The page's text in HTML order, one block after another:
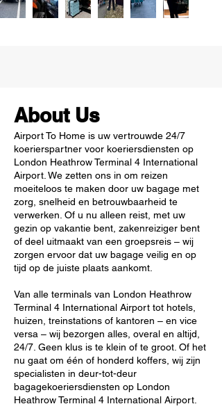
About Us
Airport To Home is uw vertrouwde 24/7
koerierspartner voor koeriersdiensten op
London Heathrow Terminal 4 International
Airport. We zetten ons in om reizen
moeiteloos te maken door uw bagage met
zorg, snelheid en betrouwbaarheid te
verwerken. Of u nu alleen reist, met uw
gezin op vakantie bent, zakenreiziger bent
of deel uitmaakt van een groepsreis – wij
zorgen ervoor dat uw bagage veilig en op
tijd op de juiste plaats aankomt.
Van alle terminals van London Heathrow
Terminal 4 International Airport tot hotels,
huizen, treinstations of kantoren – en vice
versa – wij bezorgen alles, overal en altijd,
24/7. Geen klus is te klein of te groot. Of het
nu gaat om één of honderd koffers, wij zijn
specialisten in deur-tot-deur
bagagekoeriersdiensten op London
Heathrow Terminal 4 International Airport.